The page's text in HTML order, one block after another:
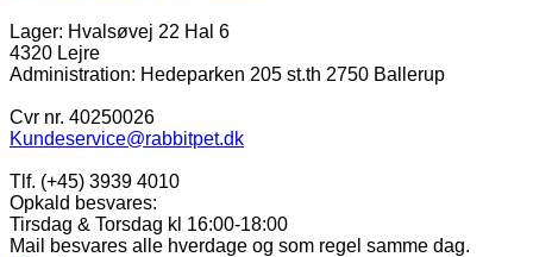
Lager: Hvalsøvej 22 Hal 6
4320 Lejre
Administration: Hedeparken 205 st.th 2750 Ballerup
Cvr nr. 40250026
Kundeservice@rabbitpet.dk
Tlf. (+45) 3939 4010
Opkald besvares:
Tirsdag & Torsdag kl 16:00-18:00
Mail besvares alle hverdage og som regel samme dag.